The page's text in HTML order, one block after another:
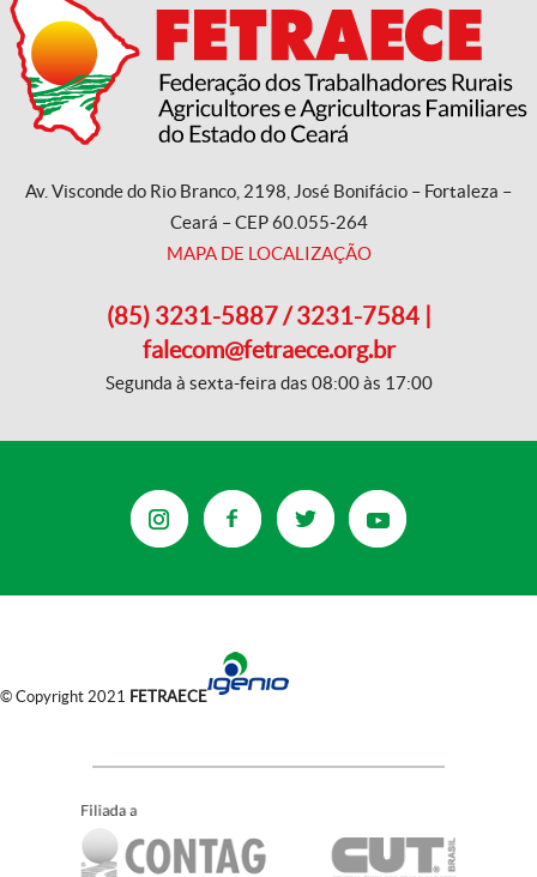
Av. Visconde do Rio Branco, 2198, José Bonifácio – Fortaleza –
Ceará – CEP 60.055-264
MAPA DE LOCALIZAÇÃO
(85) 3231-5887 / 3231-7584 |
falecom@fetraece.org.br
Segunda à sexta-feira das 08:00 às 17:00
© Copyright 2021 FETRAECE